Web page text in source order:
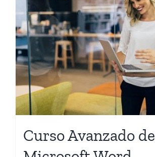
Curso Avanzado de